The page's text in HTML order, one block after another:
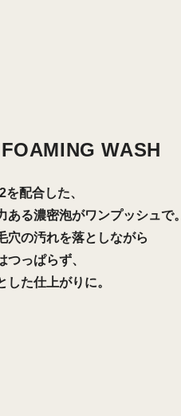
WASH
配合した、
ある濃密泡がワンプッシュで。
穴の汚れを落としながら
つっぱらず、
した仕上がりに。